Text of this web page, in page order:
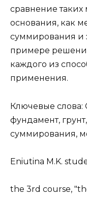
сравнение
основания, как
суммирования и
примере
каждого из
применения.
Ключевые слова:
фундамент,
суммирования,
Eniutina M.K.
the 3rd course,